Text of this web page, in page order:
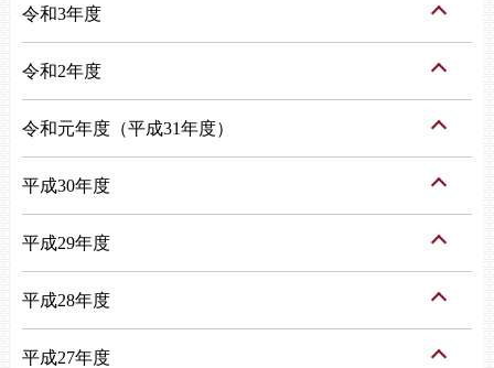
令和3年度
令和2年度
令和元年度（平成31年度）
平成30年度
平成29年度
平成28年度
平成27年度